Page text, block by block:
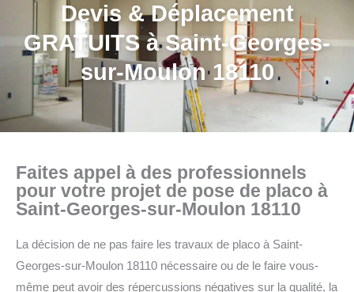
Devis & Déplacement
GRATUITS à Saint-Georges-
sur-Moulon 18110
Faites appel à des professionnels
pour votre projet de pose de placo à
Saint-Georges-sur-Moulon 18110
La décision de ne pas faire les travaux de placo à Saint-
Georges-sur-Moulon 18110 nécessaire ou de le faire vous-
même peut avoir des répercussions négatives sur la qualité, la